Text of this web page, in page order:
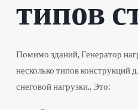
типов
Помимо зданий, Генератор
несколько типов конструкций
снеговой нагрузки.. Это: